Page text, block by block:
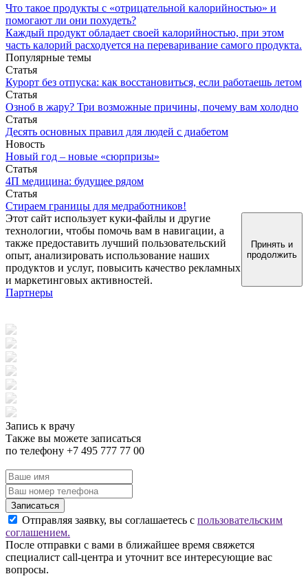
Что такое продукты с «отрицательной калорийностью» и
помогают ли они похудеть?
Каждый продукт обладает своей калорийностью, при этом
часть калорий расходуется на переваривание самого продукта.
Популярные темы
Статья
Курорт без отпуска: как восстановиться, если работаешь летом
Статья
Озноб в жару? Три возможные причины, почему вам холодно
Статья
Десять основных правил для людей с диабетом
Новость
Новый год – новые «сюрпризы»
Статья
4П медицина: будущее рядом
Статья
Стираем границы для медработников!
Этот сайт использует куки-файлы и другие
технологии, чтобы помочь вам в навигации, а
также предоставить лучший пользовательский
опыт, анализировать использование наших
продуктов и услуг, повысить качество рекламных
и маркетинговых активностей.
Принять и
продолжить
Партнеры
Запись к врачу
Также вы можете записаться
по телефону +7 495 777 77 00
Записаться
Отправляя заявку, вы соглашаетесь с пользовательским
соглашением.
После отправки с вами в ближайшее время свяжется
специалист call-центра и уточнит все интересующие вас
вопросы.